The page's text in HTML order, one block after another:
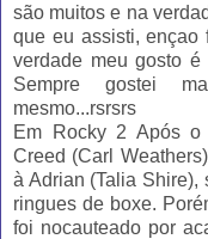
são muitos e na
que eu assisti, ençao
verdade meu gosto
Sempre gostei
mesmo...rsrsrs
Em Rocky 2 Após o
Creed (Carl
à Adrian (Talia Shire),
ringues de boxe.
foi nocauteado por